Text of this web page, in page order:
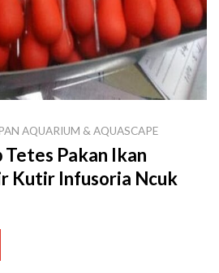
AQUARIUM & AQUASCAPE
Pakan Ikan
Kutir Infusoria Ncuk